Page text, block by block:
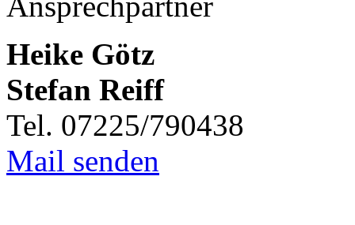
Heike Götz
Stefan Reiff
Tel. 07225/790438
Mail senden